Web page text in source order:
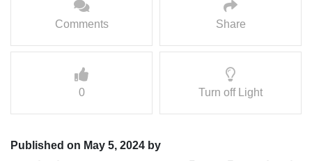
Comments Share
0 Turn off Light
Published on May 5, 2024 by